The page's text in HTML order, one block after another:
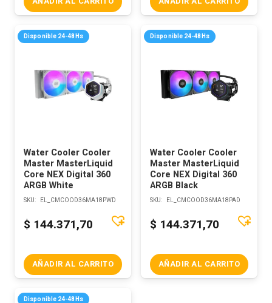
Disponible 24-48Hs
Water Cooler Cooler
Master MasterLiquid
Core NEX Digital 360
ARGB White
SKU: EL_CMCOOD36MA18PWD
$ 144.371,70
AÑADIR AL CARRITO
Disponible 24-48Hs
Water Cooler Cooler
Master MasterLiquid
Core NEX Digital 360
ARGB Black
SKU: EL_CMCOOD36MA18PAD
$ 144.371,70
AÑADIR AL CARRITO
Disponible 24-48Hs